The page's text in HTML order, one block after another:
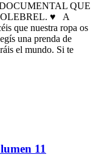
QUE
♥ A
que nuestra ropa os
una prenda de
el mundo. Si te
11